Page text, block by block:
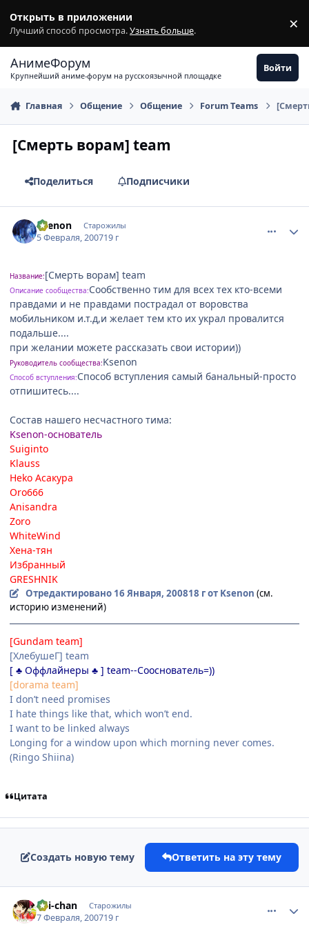
Открыть в приложении
Лучший способ просмотра.Узнать больше. ×
АнимеФорум
Крупнейший аниме-форум на русскоязычной площадке
Войти
Главная Общение Общение Fоrum Tеams
[Смерть ворам] team
Поделиться Подписчики
Ksenon Старожилы
5 Февраля, 200719 г
Название:[Смерть ворам] team
Описание сообщества:Сообственно тим для всех тех кто-всеми
правдами и не правдами пострадал от воровства
мобильником и.т.д,и желает тем кто их украл провалится
подальше....
при желании можете рассказать свои истории))
Руководитель сообщества:Ksenon
Способ вступления:Способ вступления самый банальный-просто
отпишитесь....
Состав нашего несчастного тима:
Ksenon-основатель
Suiginto
Klauss
Heko Асакура
Oro666
Anisandra
Zoro
WhiteWind
Хена-тян
Избранный
GRESHNIK
Отредактировано 16 Января, 200818 гот Ksenon (см.
историю изменений)
[Gundam team]
[ХлебушеГ] team
[ ♣ Оффлайнеры ♣ ] team--Сооснователь=))
[dorama team]
I don’t need promises
I hate things like that, which won’t end.
I want to be linked always
Longing for a window upon which morning never comes.
(Ringo Shiina)
Цитата
Создать новую тему Ответить на эту тему
Sui-chan Старожилы
7 Февраля, 200719 г